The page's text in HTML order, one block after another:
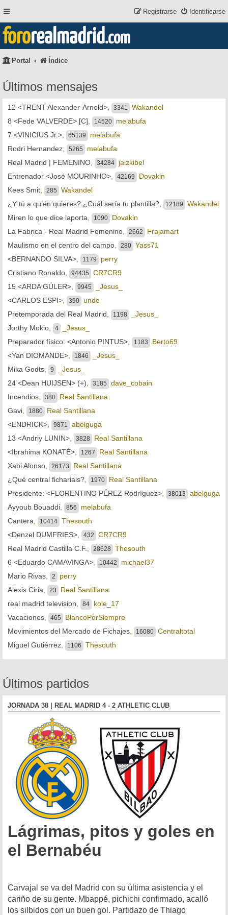
Identificarse
Registrarse
fororealmadrid.com
Portal Índice
Últimos mensajes
12 <TRENT Alexander-Arnold> 3341
Wakandel
8 <Fede VALVERDE> [C]
14520
melabufa
7 <VINICIUS Jr.>
65139
melabufa
Rodri Hernandez
5265
melabufa
Real Madrid | FEMENINO
34284
jaizkibel
Entrenador <José MOURINHO>
42169
Dovakin
Kees Smit
285
Wakandel
¿Y tú a quién quieres? ¿Cuál sería tu plantilla?
12189
Wakandel
Miren lo que dice laporta
1090
Dovakin
La Fabrica - Real Madrid Femenino
2662
Frajamart
Maulismo en el centro del campo
280
Yass71
<BERNANDO SILVA>
1179
perry
Cristiano Ronaldo
94435
CR7CR9
15 <ARDA GÜLER>
9945
_Jesus_
<CARLOS ESPI>
390
unde
Pretemporada del Real Madrid
1198
_Jesus_
Jorthy Mokio
4
_Jesus_
Preparador físico: <Antonio PINTUS>
1183
Berto69
<Yan DIOMANDE>
1846
_Jesus_
Mika Godts
9
_Jesus_
24 <Dean HUIJSEN> (+)
3185
dave_cobain
Incendios
380
Real Santillana
Gavi
1880
Real Santillana
<ENDRICK>
9871
abelguga
13 <Andriy LUNIN>
3828
Real Santillana
<Ibrahima KONATÉ>
1267
Real Santillana
Xabi Alonso
26173
Real Santillana
¿Qué central fichariais?
1970
Real Santillana
Presidente: <FLORENTINO PÉREZ Rodríguez>
38013
abelguga
Ayyoub Bouaddi
856
melabufa
Cantera
10414
Thesouth
<Denzel DUMFRIES>
432
CR7CR9
Real Madrid Castilla C.F.
28628
Thesouth
6 <Eduardo CAMAVINGA>
10442
michael37
Mario Rivas
2
perry
Alexis Ciria
23
Real Santillana
real madrid television
84
kole_17
Vacaciones
465
BlancoPorSiempre
Movimientos del Mercado de Fichajes
16080
Centraltotal
Miguel Gutiérrez
1106 Thesouth
Últimos partidos
JORNADA 38 | REAL MADRID 4 - 2 ATHLETIC CLUB
Lágrimas, pitos y goles en
el Bernabéu
Carvajal se va del Madrid con su última asistencia y el
cariño de su gente. Mbappé, pichichi confirmado, acalló
los silbidos con un buen gol. Partidazo de Thiago